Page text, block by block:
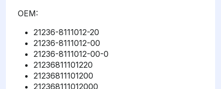
OEM:
21236-8111012-20
21236-8111012-00
21236-8111012-00-0
21236811101220
21236811101200
212368111012000